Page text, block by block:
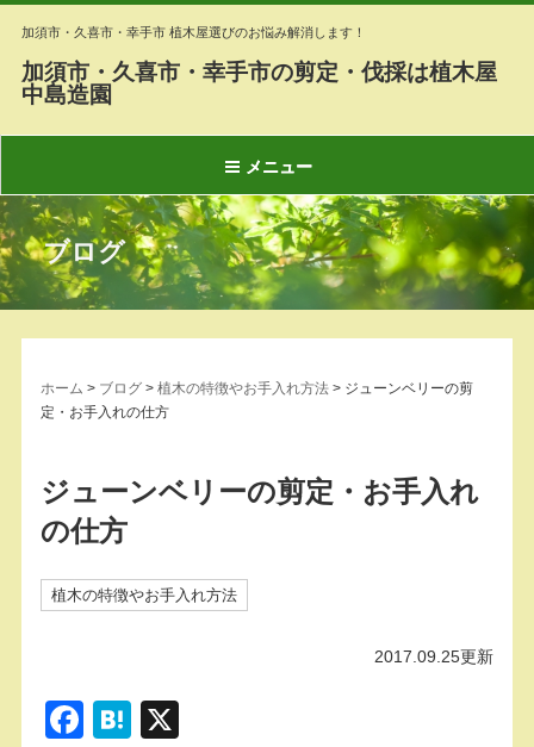
加須市・久喜市・幸手市 植木屋選びのお悩み解消します！
加須市・久喜市・幸手市の剪定・伐採は植木屋
中島造園
メニュー
ブログ
ホーム > ブログ >植木の特徴やお手入れ方法 > ジューンベリーの剪
定・お手入れの仕方
ジューンベリーの剪定・お手入れ
の仕方
植木の特徴やお手入れ方法
2017.09.25更新
F
H